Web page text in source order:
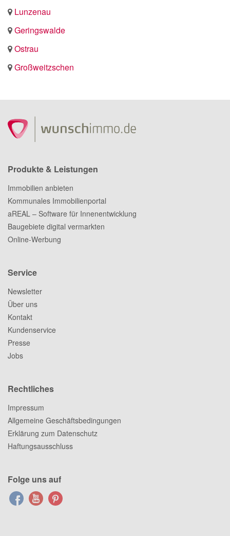
Lunzenau
Geringswalde
Ostrau
Großweitzschen
Produkte & Leistungen
Immobilien anbieten
Kommunales Immobilienportal
aREAL – Software für Innenentwicklung
Baugebiete digital vermarkten
Online-Werbung
Service
Newsletter
Über uns
Kontakt
Kundenservice
Presse
Jobs
Rechtliches
Impressum
Allgemeine Geschäftsbedingungen
Erklärung zum Datenschutz
Haftungsausschluss
Folge uns auf